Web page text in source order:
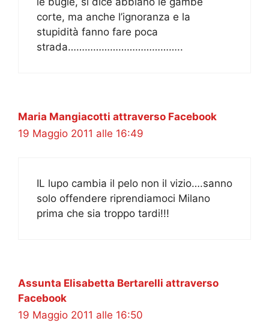
corte, ma anche l’ignoranza e la
stupidità fanno fare poca
strada…………………………………..
Maria Mangiacotti attraverso Facebook
19 Maggio 2011 alle 16:49
IL lupo cambia il pelo non il vizio….sanno
solo offendere riprendiamoci Milano
prima che sia troppo tardi!!!
Assunta Elisabetta Bertarelli attraverso
Facebook
19 Maggio 2011 alle 16:50